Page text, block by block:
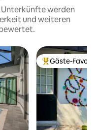
Unterkünfte werden
und weiteren
Beliebter Gäste-
Gäste-Favorit